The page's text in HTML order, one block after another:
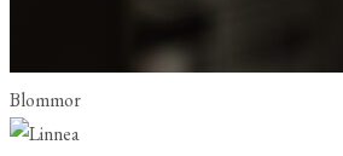
Blommor